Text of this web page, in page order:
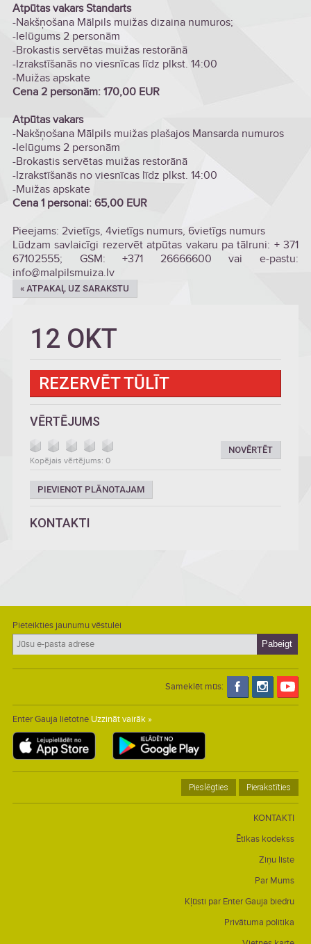
Atpūtas vakars Standarts
-Nakšņošana Mālpils muižas dizaina numuros;
-Ielūgums 2 personām
-Brokastis servētas muižas restorānā
-Izrakstīšanās no viesnīcas līdz plkst. 14:00
-Muižas apskate
Cena 2 personām: 170,00 EUR
Atpūtas vakars
-Nakšņošana Mālpils muižas plašajos Mansarda numuros
-Ielūgums 2 personām
-Brokastis servētas muižas restorānā
-Izrakstīšanās no viesnīcas līdz plkst. 14:00
-Muižas apskate
Cena 1 personai: 65,00 EUR
Pieejams: 2vietīgs, 4vietīgs numurs, 6vietīgs numurs
Lūdzam savlaicīgi rezervēt atpūtas vakaru pa tālruni: + 371
67102555; GSM: +371 26666600 vai e-pastu:
info@malpilsmuiza.lv
« ATPAKAĻ UZ SARAKSTU
12 OKT
REZERVĒT TŪLĪT
VĒRTĒJUMS
NOVĒRTĒT
Kopējais vērtējums: 0
PIEVIENOT PLĀNOTAJAM
KONTAKTI
Pieteikties jaunumu vēstulei
Sameklēt mūs:
Enter Gauja lietotne Uzzināt vairāk »
Pieslēgties Pierakstīties
KONTAKTI
Ētikas kodekss
Ziņu liste
Par Mums
Kļūsti par Enter Gauja biedru
Privātuma politika